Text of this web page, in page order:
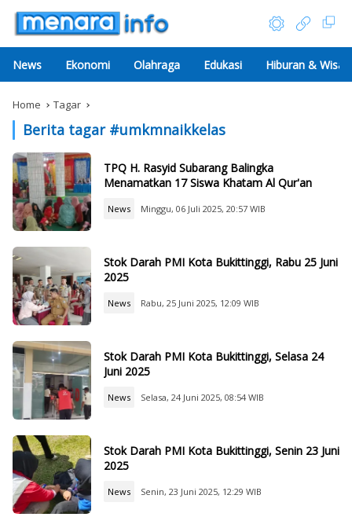
News Ekonomi Olahraga Edukasi Hiburan &
Home Tagar
Berita tagar #umkmnaikkelas
TPQ H. Rasyid Subarang Balingka
Menamatkan 17 Siswa Khatam Al Qur'an
News Minggu, 06 Juli 2025, 20:57 WIB
Stok Darah PMI Kota Bukittinggi, Rabu 25 Juni
2025
News Rabu, 25 Juni 2025, 12:09 WIB
Stok Darah PMI Kota Bukittinggi, Selasa 24
Juni 2025
News Selasa, 24 Juni 2025, 08:54 WIB
Stok Darah PMI Kota Bukittinggi, Senin 23 Juni
2025
News Senin, 23 Juni 2025, 12:29 WIB